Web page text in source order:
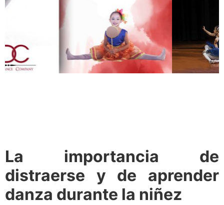
La importancia de
distraerse y de aprender
danza durante la niñez